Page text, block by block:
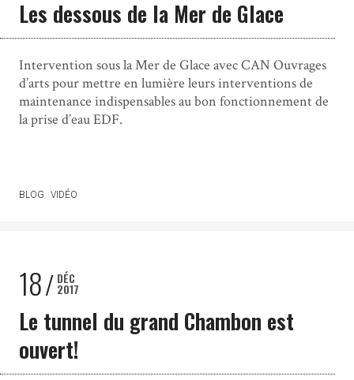
Les dessous de la Mer de Glace
Intervention sous la Mer de Glace avec CAN Ouvrages
d’arts pour mettre en lumière leurs interventions de
maintenance indispensables au bon fonctionnement de
la prise d’eau EDF.
BLOG VIDÉO
18 DÉC
2017
Le tunnel du grand Chambon est
ouvert!